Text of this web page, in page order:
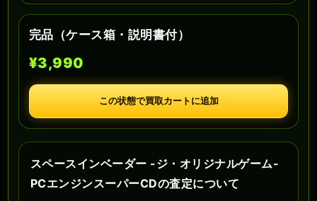
完品（ケース箱・説明書付）
¥3,990
この状態で買取カートに追加
スペースインベーダー -ジ・オリジナルゲーム-
PCエンジンスーパーCDの査定について